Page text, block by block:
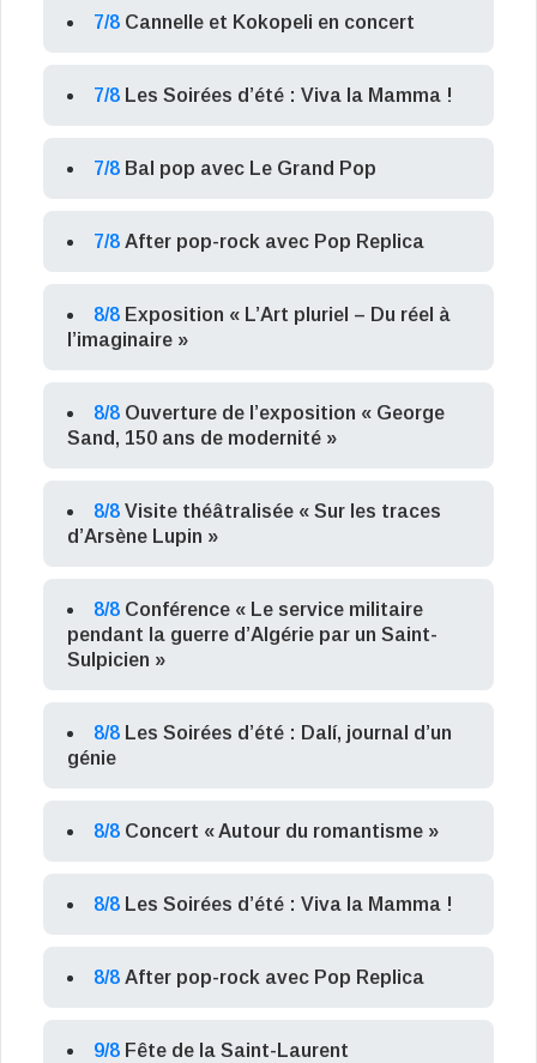
7/8 Cannelle et Kokopeli en concert
7/8 Les Soirées d’été : Viva la Mamma !
7/8 Bal pop avec Le Grand Pop
7/8 After pop-rock avec Pop Replica
8/8 Exposition « L’Art pluriel – Du réel à
l’imaginaire »
8/8 Ouverture de l’exposition « George
Sand, 150 ans de modernité »
8/8 Visite théâtralisée « Sur les traces
d’Arsène Lupin »
8/8 Conférence « Le service militaire
pendant la guerre d’Algérie par un Saint-
Sulpicien »
8/8 Les Soirées d’été : Dalí, journal d’un
génie
8/8 Concert « Autour du romantisme »
8/8 Les Soirées d’été : Viva la Mamma !
8/8 After pop-rock avec Pop Replica
9/8 Fête de la Saint-Laurent